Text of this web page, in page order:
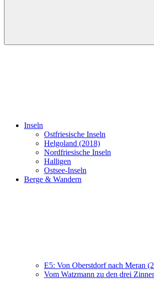
Inseln
Ostfriesische Inseln
Helgoland (2018)
Nordfriesische Inseln
Halligen
Ostsee-Inseln
Berge & Wandern
E5: Von Oberstdorf nach Meran
Vom Watzmann zu den drei